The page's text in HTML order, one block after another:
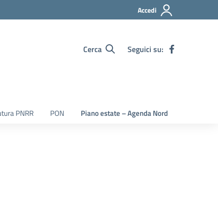
Accedi
Cerca Seguici su:
PNRR PON Piano estate – Agenda Nord